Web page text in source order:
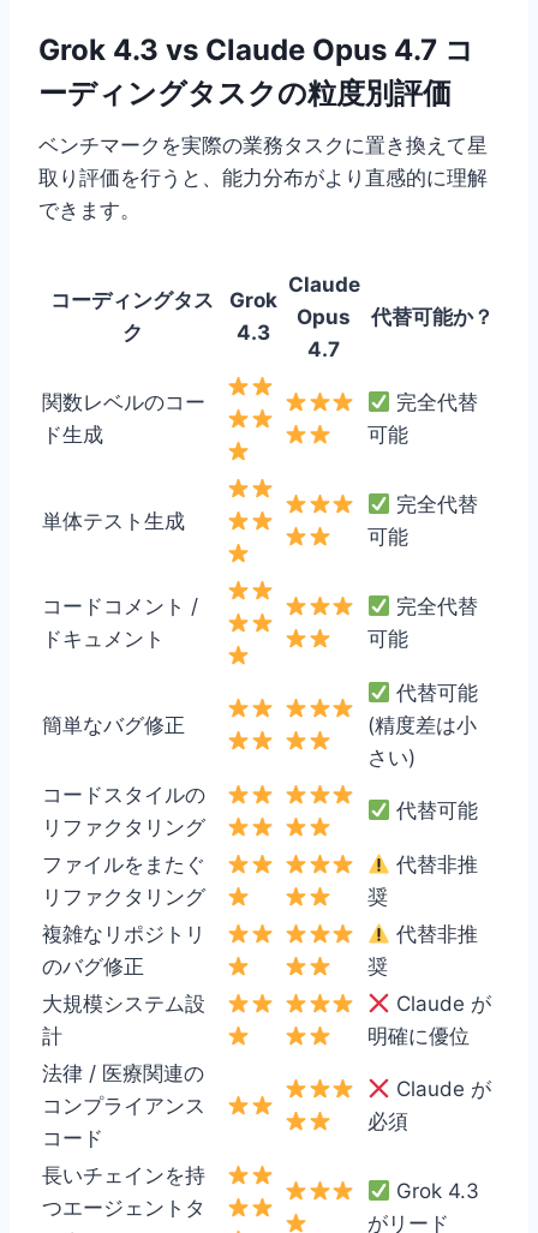
Grok 4.3 vs Claude Opus 4.7 コ
ーディングタスクの粒度別評価
ベンチマークを実際の業務タスクに置き換えて星
取り評価を行うと、能力分布がより直感的に理解
できます。
コーディングタス
ク
Grok
4.3
Claude
Opus
4.7
代替可能か？
関数レベルのコー
ド生成
完全代替
可能
単体テスト生成
完全代替
可能
コードコメント /
ドキュメント
完全代替
可能
簡単なバグ修正
代替可能
(精度差は小
さい)
コードスタイルの
リファクタリング
代替可能
ファイルをまたぐ
リファクタリング
代替非推
奨
複雑なリポジトリ
のバグ修正
代替非推
奨
大規模システム設
計
Claude が
明確に優位
法律 / 医療関連の
コンプライアンス
コード
Claude が
必須
長いチェインを持
つエージェントタ
Grok 4.3
がリード